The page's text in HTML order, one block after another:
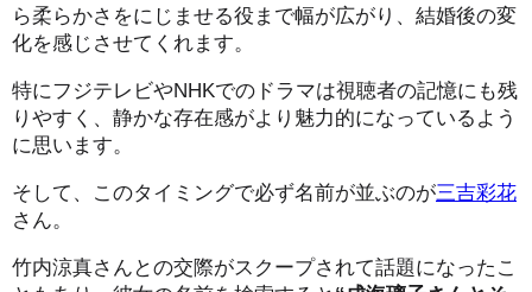
ら柔らかさをにじませる役まで幅が広がり、結婚後の変
化を感じさせてくれます。
特にフジテレビやNHKでのドラマは視聴者の記憶にも残
りやすく、静かな存在感がより魅力的になっているよう
に思います。
そして、このタイミングで必ず名前が並ぶのが三吉彩花
さん。
竹内涼真さんとの交際がスクープされて話題になったこ